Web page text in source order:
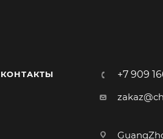
КОНТАКТЫ
+7 909